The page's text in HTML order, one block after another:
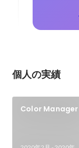
個人の実績
Color Manager